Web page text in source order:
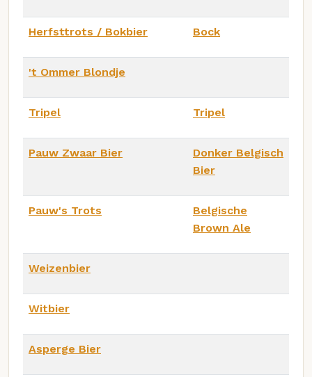
Herfsttrots / Bokbier Bock
't Ommer Blondje
Tripel Tripel
Pauw Zwaar Bier
Donker Belgisch
Bier
Pauw's Trots
Belgische
Brown Ale
Weizenbier
Witbier
Asperge Bier